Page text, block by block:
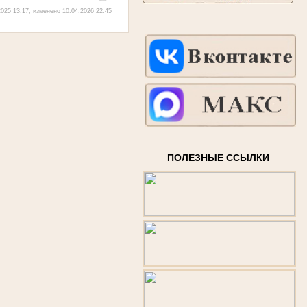
ПОЛЕЗНЫЕ ССЫЛКИ
13:17, изменено 10.04.2026 22:45